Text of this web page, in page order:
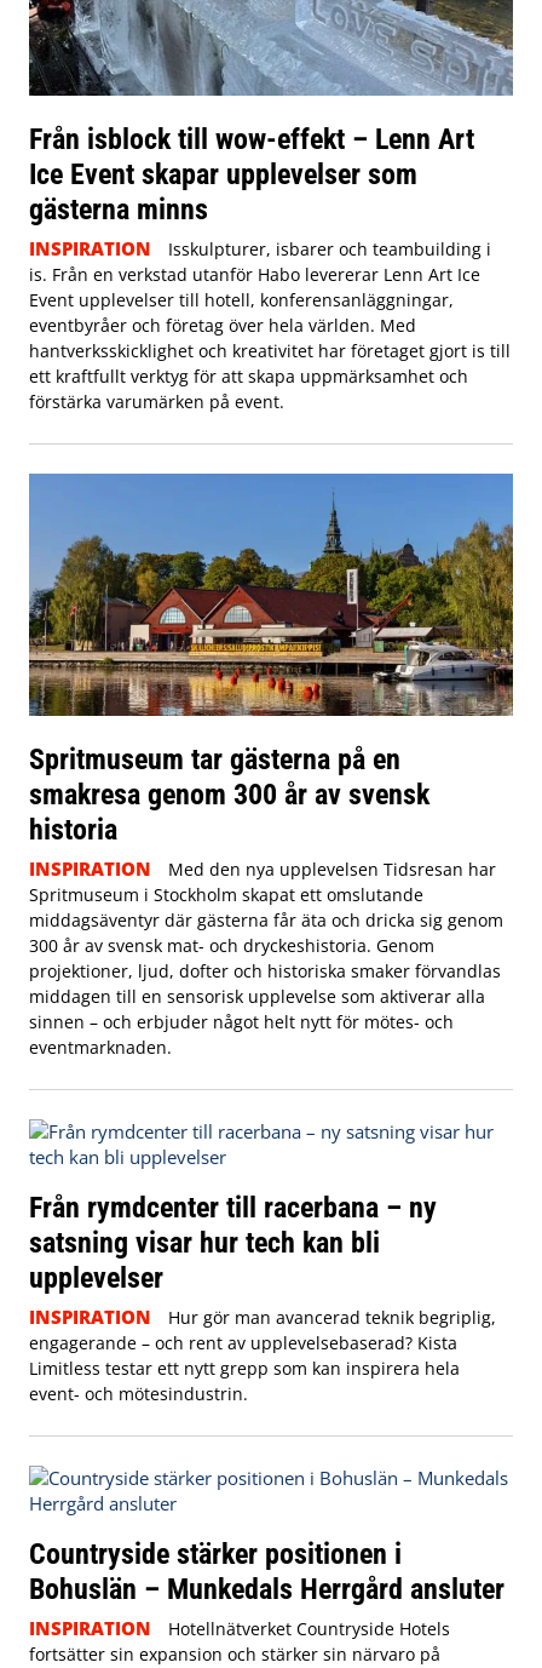
Från isblock till wow-effekt – Lenn Art
Ice Event skapar upplevelser som
gästerna minns
INSPIRATION
Isskulpturer, isbarer och teambuilding i
is. Från en verkstad utanför Habo levererar Lenn Art Ice
Event upplevelser till hotell, konferensanläggningar,
eventbyråer och företag över hela världen. Med
hantverksskicklighet och kreativitet har företaget gjort is till
ett kraftfullt verktyg för att skapa uppmärksamhet och
förstärka varumärken på event.
Spritmuseum tar gästerna på en
smakresa genom 300 år av svensk
historia
INSPIRATION
Med den nya upplevelsen Tidsresan har
Spritmuseum i Stockholm skapat ett omslutande
middagsäventyr där gästerna får äta och dricka sig genom
300 år av svensk mat- och dryckeshistoria. Genom
projektioner, ljud, dofter och historiska smaker förvandlas
middagen till en sensorisk upplevelse som aktiverar alla
sinnen – och erbjuder något helt nytt för mötes- och
eventmarknaden.
Från rymdcenter till racerbana – ny
satsning visar hur tech kan bli
upplevelser
INSPIRATION
Hur gör man avancerad teknik begriplig,
engagerande – och rent av upplevelsebaserad? Kista
Limitless testar ett nytt grepp som kan inspirera hela
event- och mötesindustrin.
Countryside stärker positionen i
Bohuslän – Munkedals Herrgård ansluter
INSPIRATION
Hotellnätverket Countryside Hotels
fortsätter sin expansion och stärker sin närvaro på